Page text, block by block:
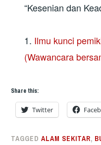
“Kesenian dan
1. Ilmu kunci
(Wawancara
Share this:
Twitter
TAGGEDALAM SEKITAR,